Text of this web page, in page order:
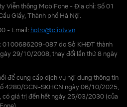
Viễn thông MobiFone - Địa chỉ: Số 01
Giấy, Thành phố Hà Nội.
- Email: hotro@cliptv.vn
0100686209-087 do Sở KHĐT thành
29/10/2008, thay đổi lần thứ 8 ngày
để cung cấp dịch vụ nội dung thông tin
4280/GCN-SKHCN ngày 06/10/2025,
giá trị đến hết ngày 25/03/2030 (của